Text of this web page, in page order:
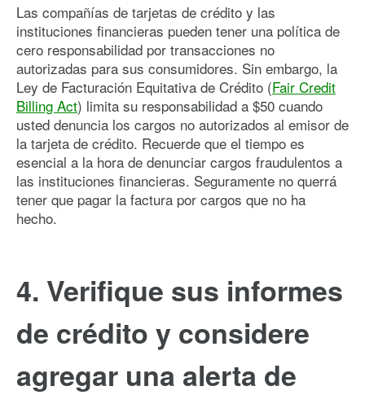
Las compañías de tarjetas de crédito y las
instituciones financieras pueden tener una política de
cero responsabilidad por transacciones no
autorizadas para sus consumidores. Sin embargo, la
Ley de Facturación Equitativa de Crédito (Fair Credit
Billing Act) limita su responsabilidad a $50 cuando
usted denuncia los cargos no autorizados al emisor de
la tarjeta de crédito. Recuerde que el tiempo es
esencial a la hora de denunciar cargos fraudulentos a
las instituciones financieras. Seguramente no querrá
tener que pagar la factura por cargos que no ha
hecho.
4. Verifique sus informes
de crédito y considere
agregar una alerta de